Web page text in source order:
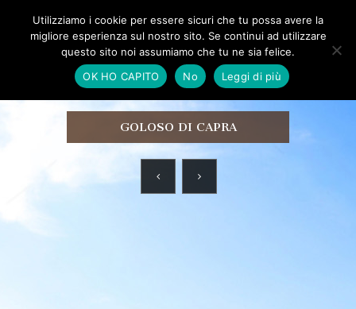
GOLOSO DI CAPRA
Utilizziamo i cookie per essere sicuri che tu possa avere la
migliore esperienza sul nostro sito. Se continui ad utilizzare
questo sito noi assumiamo che tu ne sia felice.
OK HO CAPITO
No Leggi di più